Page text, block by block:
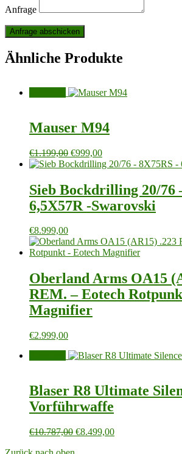
Anfrage
Ähnliche Produkte
Mauser M94
€1.199,00 Ursprünglicher
Preis
€1.199,00
€999,00Aktueller
Preis
€999,00.
Sieb Bockdrilling 20/76
6,5X57R -Swarovski
€8.999,00
Oberland Arms OA15
REM. – Eotech
Magnifier
€2.999,00
Blaser R8 Ultimate
Vorführwaffe
€10.787,00 Ursprünglicher
€8.499,00Aktueller